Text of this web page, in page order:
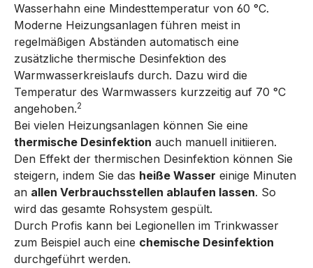
Wasserhahn eine Mindesttemperatur von 60 °C.
Moderne Heizungsanlagen führen meist in
regelmäßigen Abständen automatisch eine
zusätzliche thermische Desinfektion des
Warmwasserkreislaufs durch. Dazu wird die
Temperatur des Warmwassers kurzzeitig auf 70 °C
angehoben.2
Bei vielen Heizungsanlagen können Sie eine
thermische Desinfektion auch manuell initiieren.
Den Effekt der thermischen Desinfektion können Sie
steigern, indem Sie das heiße Wasser einige Minuten
an allen Verbrauchsstellen ablaufen lassen. So
wird das gesamte Rohsystem gespült.
Durch Profis kann bei Legionellen im Trinkwasser
zum Beispiel auch eine chemische Desinfektion
durchgeführt werden.